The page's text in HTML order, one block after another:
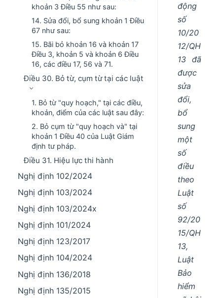
khoản 3 Điều 55 như sau:
14. Sửa đổi, bổ sung khoản 1 Điều
67 như sau:
15. Bãi bỏ khoản 16 và khoản 17
Điều 3, khoản 5 và khoản 6 Điều
16, các điều 17, 56 và 71.
Điều 30. Bỏ từ, cụm từ tại các luật
1. Bỏ từ "quy hoạch," tại các điều,
khoản, điểm của các luật sau đây:
2. Bỏ cụm từ "quy hoạch và" tại
khoản 1 Điều 40 của Luật Giám
định tư pháp.
Điều 31. Hiệu lực thi hành
Nghị định 102/2024
Nghị định 103/2024
Nghị định 103/2024x
Nghị định 101/2024
Nghị định 123/2017
Nghị định 104/2024
Nghị định 136/2018
Nghị định 135/2015
động
số
10/20
12/QH
13 đã
được
sửa
đổi,
bổ
sung
một
số
điều
theo
Luật
số
92/20
15/QH
13,
Luật
Bảo
hiểm